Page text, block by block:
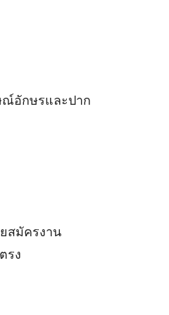
ณ์อักษรและปาก
สมัครงาน
รง